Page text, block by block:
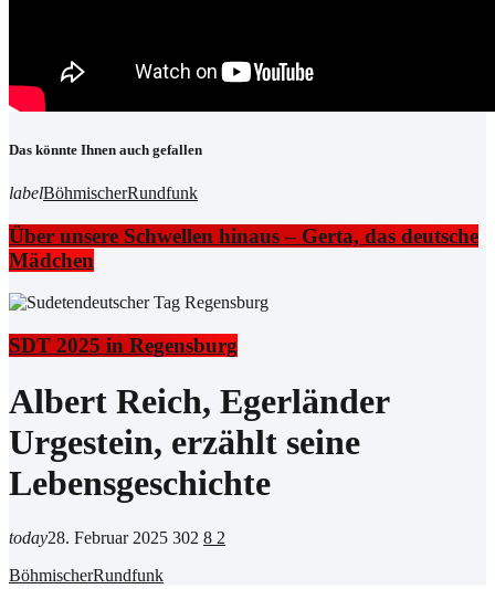
Das könnte Ihnen auch gefallen
labelBöhmischerRundfunk
Über unsere Schwellen hinaus – Gerta, das deutsche
Mädchen
SDT 2025 in Regensburg
Albert Reich, Egerländer
Urgestein, erzählt seine
Lebensgeschichte
today28. Februar 2025 302 8 2
BöhmischerRundfunk